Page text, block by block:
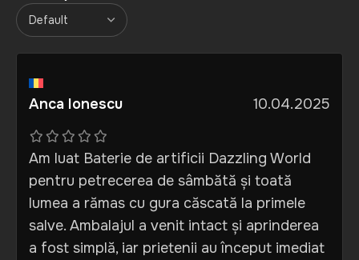
Anca Ionescu 10.04.2025
Am luat Baterie de artificii Dazzling World
pentru petrecerea de sâmbătă și toată
lumea a rămas cu gura căscată la primele
salve. Ambalajul a venit intact și aprinderea
a fost simplă, iar prietenii au început imediat